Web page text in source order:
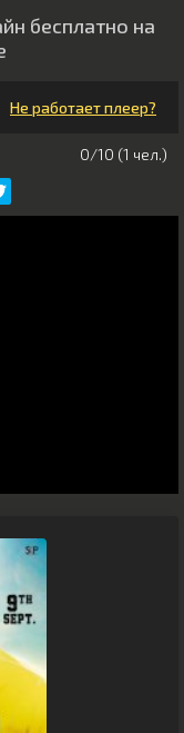
бесплатно на
Не работает плеер?
0/10 (1 чeл.)